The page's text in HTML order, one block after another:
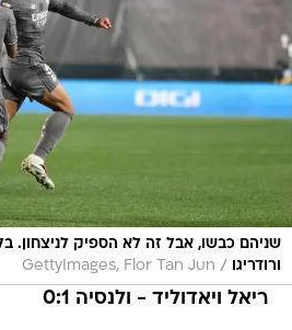
שניהם כבשו, אבל זה לא הספיק לניצחון.
ורודריגו
/
GettyImages, Flor Tan Jun
ריאל ויאדוליד - ולנסיה 0:1